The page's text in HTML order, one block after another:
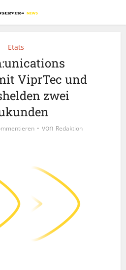
Etats
ViprTec und
zwei
von Redaktion